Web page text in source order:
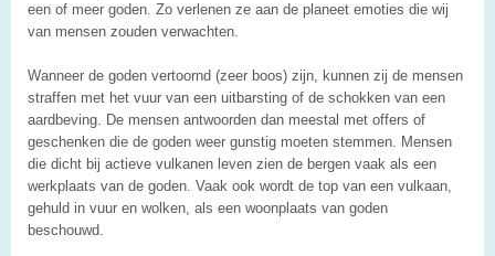
een of meer goden. Zo verlenen ze aan de planeet emoties die wij
van mensen zouden verwachten.
Wanneer de goden vertoornd (zeer boos) zijn, kunnen zij de mensen
straffen met het vuur van een uitbarsting of de schokken van een
aardbeving. De mensen antwoorden dan meestal met offers of
geschenken die de goden weer gunstig moeten stemmen. Mensen
die dicht bij actieve vulkanen leven zien de bergen vaak als een
werkplaats van de goden. Vaak ook wordt de top van een vulkaan,
gehuld in vuur en wolken, als een woonplaats van goden
beschouwd.